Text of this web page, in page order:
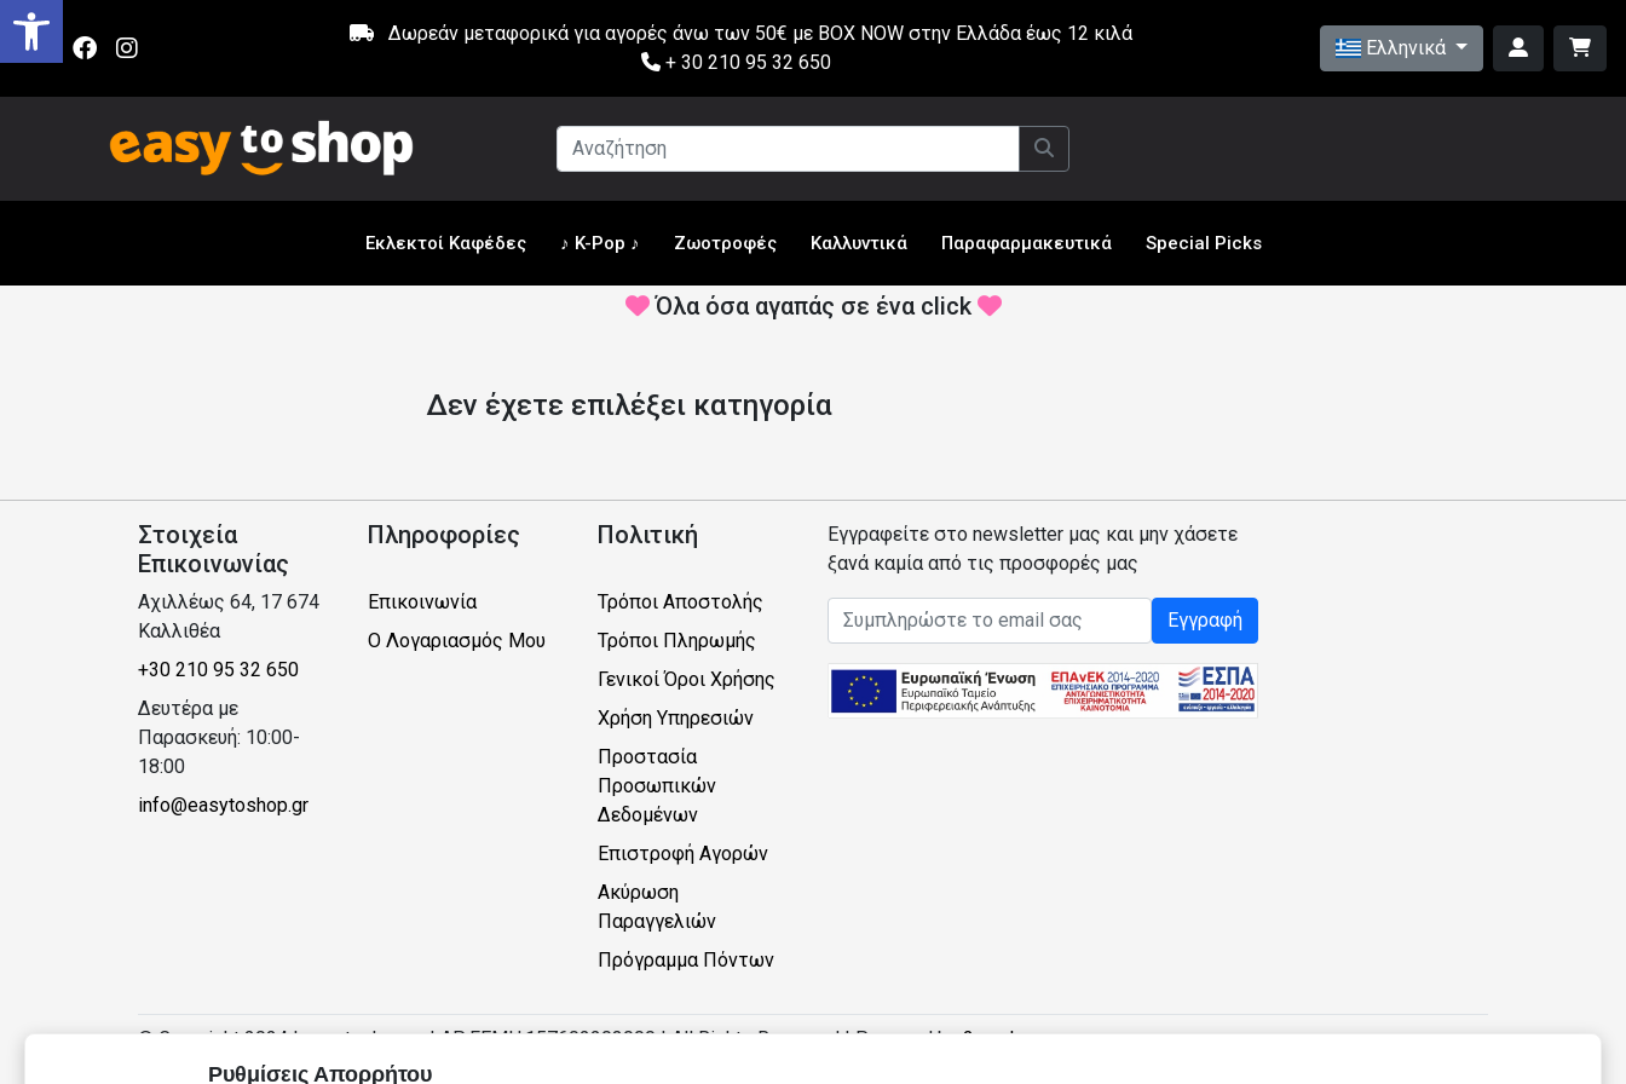
Δωρεάν μεταφορικά για αγορές άνω των 50€ με BOX NOW στην Ελλάδα έως 12 κιλά
+ 30 210 95 32 650
Ελληνικά
Εκλεκτοί Καφέδες ♪ K-Pop ♪ Ζωοτροφές Καλλυντικά Παραφαρμακευτικά Special Picks
Όλα όσα αγαπάς σε ένα click
Δεν έχετε επιλέξει κατηγορία
Στοιχεία
Επικοινωνίας
Αχιλλέως 64, 17 674
Καλλιθέα
+30 210 95 32 650
Δευτέρα με
Παρασκευή: 10:00-
18:00
info@easytoshop.gr
Πληροφορίες
Επικοινωνία
Ο Λογαριασμός Μου
Πολιτική
Τρόποι Αποστολής
Τρόποι Πληρωμής
Γενικοί Όροι Χρήσης
Χρήση Υπηρεσιών
Προστασία
Προσωπικών
Δεδομένων
Επιστροφή Αγορών
Ακύρωση
Παραγγελιών
Πρόγραμμα Πόντων
Εγγραφείτε στο newsletter μας και μην χάσετε
ξανά καμία από τις προσφορές μας
Email address Εγγραφή
© Copyright 2024 | easytoshop.gr | ΑΡ.ΓΕΜΗ:157602203000 | All Rights Reserved | Powered by2monkeys.eu
Ρυθμίσεις Απορρήτου